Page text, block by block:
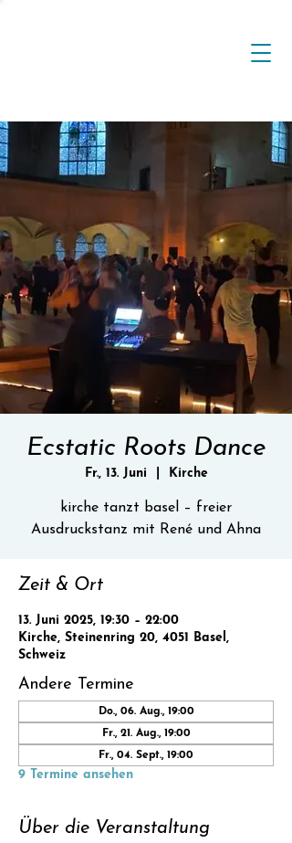
Ecstatic Roots Dance
Fr., 13. Juni Kirche
kirche tanzt basel – freier
Ausdruckstanz mit René und Ahna
Zeit & Ort
13. Juni 2025, 19:30 – 22:00
Kirche, Steinenring 20, 4051 Basel,
Schweiz
Andere Termine
Do., 06. Aug., 19:00
Fr., 21. Aug., 19:00
Fr., 04. Sept., 19:00
9 Termine ansehen
Über die Veranstaltung